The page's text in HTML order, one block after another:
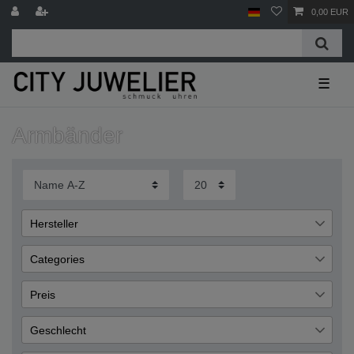
0,00 EUR
☰
Armbänder
Hersteller
Miamar
Categories
Schmuck
Armband 48
Damen
Preis
€ ― €
Geschlecht